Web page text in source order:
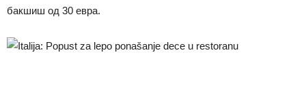
бакшиш од 30 евра.